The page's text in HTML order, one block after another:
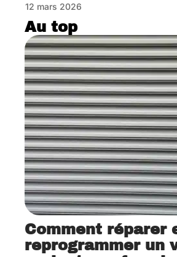
12 mars 2026
Au top
Comment réparer
reprogrammer un